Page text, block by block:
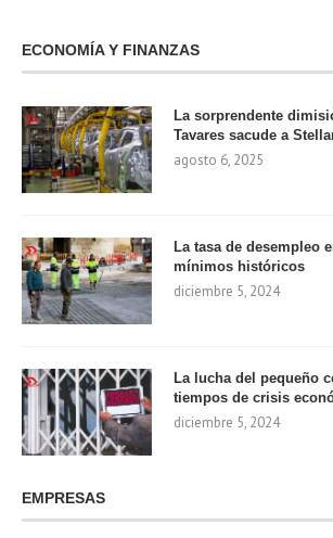
ECONOMÍA Y FINANZAS
La sorprendente
Tavares sacude a
agosto 6, 2025
La tasa de desempleo
mínimos históricos
diciembre 5, 2024
La lucha del pequeño
tiempos de crisis
diciembre 5, 2024
EMPRESAS